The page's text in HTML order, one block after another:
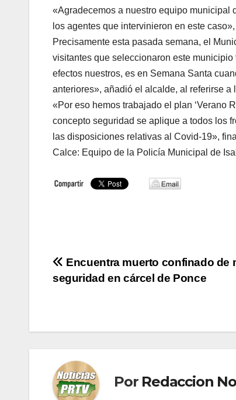
«Agradecemos a nuestro equipo municipal
los agentes que intervinieron en este
Precisamente esta pasada semana, el
visitantes que seleccionaron este
efectos nuestros, es en Semana Santa
anteriores», añadió el alcalde, al referirse
«Por eso hemos trabajado el plan ‘Verano
concepto seguridad se aplique a todos los
las disposiciones relativas al Covid-19»,
Calce: Equipo de la Policía Municipal de
Navegación
de
Encuentra muerto confinado de
seguridad en cárcel de Ponce
Por Redaccion